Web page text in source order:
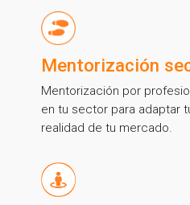
Mentorización
Mentorización por
en tu sector para adaptar
realidad de tu mercado.